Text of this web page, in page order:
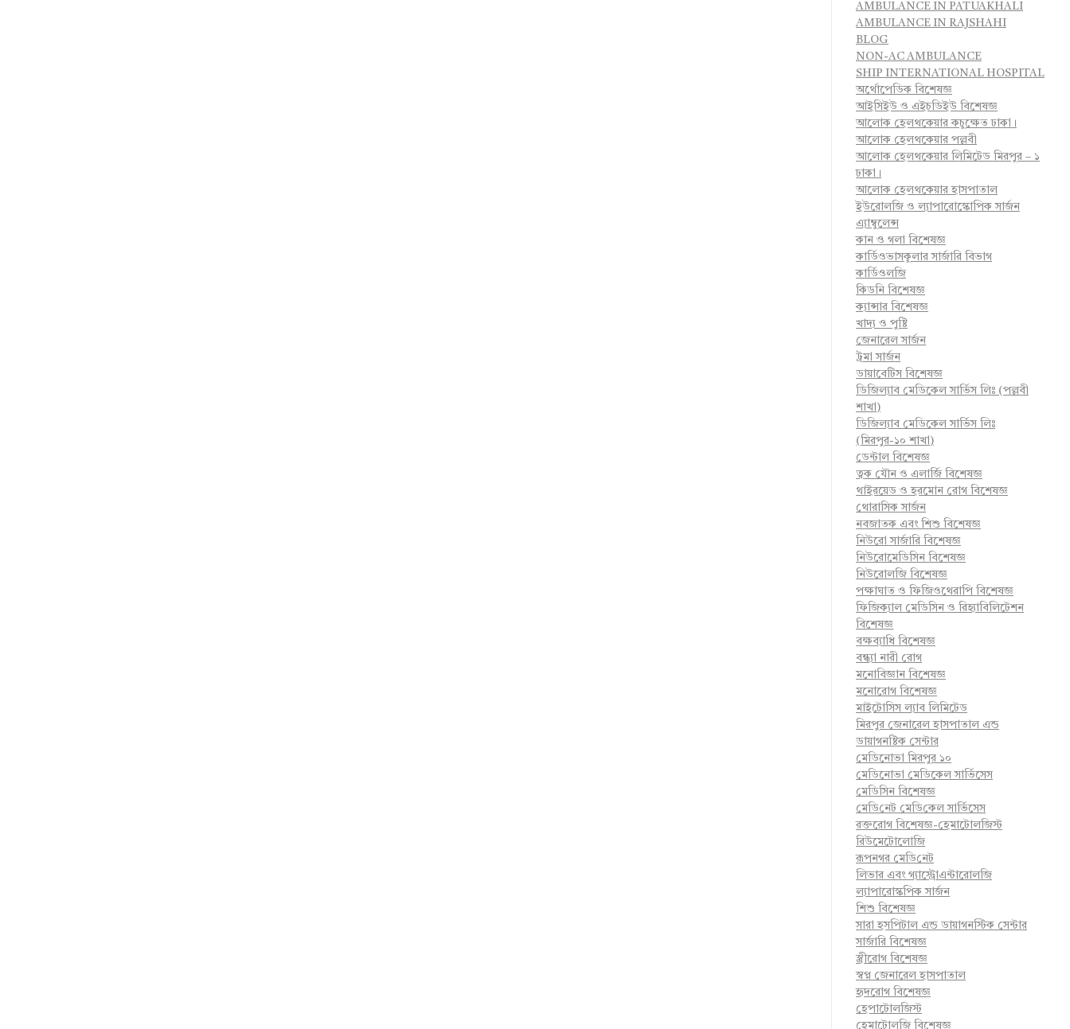
AMBULANCE IN PATUAKHALI
AMBULANCE IN RAJSHAHI
BLOG
NON-AC AMBULANCE
SHIP INTERNATIONAL HOSPITAL
অর্থোপেডিক বিশেষজ্ঞ
আইসিইউ ও এইচডিইউ বিশেষজ্ঞ
আলোক হেলথকেয়ার কচুক্ষেত ঢাকা।
আলোক হেলথকেয়ার পল্লবী
আলোক হেলথকেয়ার লিমিটেড মিরপুর – ১
ঢাকা।
আলোক হেলথকেয়ার হাসপাতাল
ইউরোলজি ও ল্যাপারোস্কোপিক সার্জন
এ্যাম্বুলেন্স
কান ও গলা বিশেষজ্ঞ
কার্ডিওভাসকুলার সার্জারি বিভাগ
কার্ডিওলজি
কিডনি বিশেষজ্ঞ
ক্যান্সার বিশেষজ্ঞ
খাদ্য ও পুষ্টি
জেনারেল সার্জন
ট্রমা সার্জন
ডায়াবেটিস বিশেষজ্ঞ
ডিজিল্যাব মেডিকেল সার্ভিস লিঃ (পল্লবী
শাখা)
ডিজিল্যাব মেডিকেল সার্ভিস লিঃ
(মিরপুর-১০ শাখা)
ডেন্টাল বিশেষজ্ঞ
ত্বক যৌন ও এলার্জি বিশেষজ্ঞ
থাইরয়েড ও হরমোন রোগ বিশেষজ্ঞ
থোরাসিক সার্জন
নবজাতক এবং শিশু বিশেষজ্ঞ
নিউরো সার্জারি বিশেষজ্ঞ
নিউরোমেডিসিন বিশেষজ্ঞ
নিউরোলজি বিশেষজ্ঞ
পক্ষাঘাত ও ফিজিওথেরাপি বিশেষজ্ঞ
ফিজিক্যাল মেডিসিন ও রিহ্যাবিলিটেশন
বিশেষজ্ঞ
বক্ষব্যাধি বিশেষজ্ঞ
বন্ধ্যা নারী রোগ
মনোবিজ্ঞান বিশেষজ্ঞ
মনোরোগ বিশেষজ্ঞ
মাইটোসিস ল্যাব লিমিটেড
মিরপুর জেনারেল হাসপাতাল এন্ড
ডায়াগনষ্টিক সেন্টার
মেডিনোভা মিরপুর ১০
মেডিনোভা মেডিকেল সার্ভিসেস
মেডিসিন বিশেষজ্ঞ
মে‌ডি‌নেট মে‌ডি‌কেল সা‌র্ভিসেস
রক্তরোগ বিশেষজ্ঞ-হেমাটোলজিস্ট
রিউমেটোলোজি
রূপনগর মে‌ডি‌নেট
লিভার এবং গ্যাস্ট্রোএন্টারোলজি
ল্যাপারোস্কপিক সার্জন
শিশু বিশেষজ্ঞ
সারা হসপিটাল এন্ড ডায়াগনস্টিক সেন্টার
সার্জারি বিশেষজ্ঞ
স্ত্রীরোগ বিশেষজ্ঞ
স্বপ্ন জেনারেল হাসপাতাল
হৃদরোগ বিশেষজ্ঞ
হেপাটোলজিস্ট
হেমাটোলজি বিশেষজ্ঞ